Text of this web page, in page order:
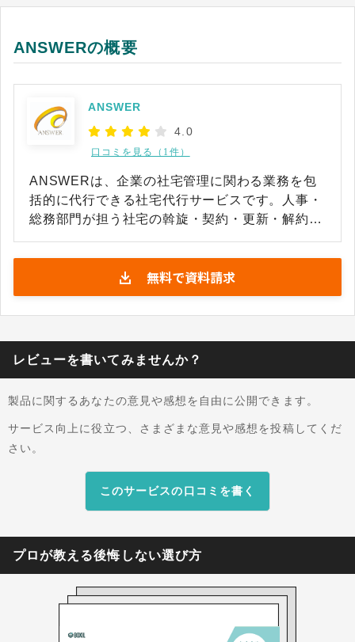
ANSWERの概要
ANSWER
4.0
口コミを見る（1件）
ANSWERは、企業の社宅管理に関わる業務を包
括的に代行できる社宅代行サービスです。人事・
総務部門が担う社宅の斡旋・契約・更新・解約・
定を熟知した専任スタッフが一手に引き受け、担
当者の業務負担軽減に寄与します。単なる窓口代
行にとどまらず、入出金の一本化、データの一元
管理、解約時の原状回復費の適正化まで、社宅業
を備えています。 借上社宅・社有社宅・借上駐車
場・事務所・店舗など多様な資産タイプの管理業
り、新たに借上社宅制度を導入したい企業には規
定の立案からフルサポートを提供しています。ま
た、全国の直営営業所と提携・協力業者のネット
と管理サポートを行っています。日本で社宅管理
「ANSWER」（2026年4月30日閲覧）
無料で資料請求
レビューを書いてみませんか？
製品に関するあなたの意見や感想を自由に公開できます。
サービス向上に役立つ、さまざまな意見や感想を投稿してくだ
さい。
このサービスの口コミを書く
プロが教える後悔しない選び方